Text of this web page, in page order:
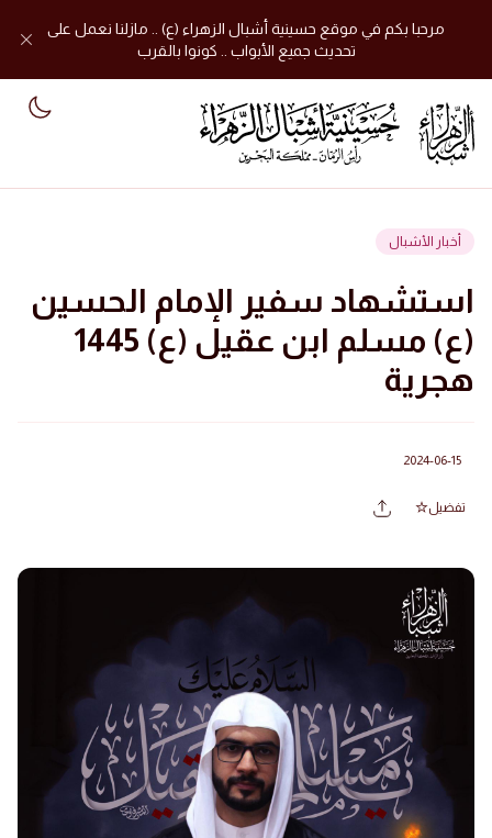
مرحبا بكم في موقع حسينية أشبال الزهراء (ع) .. مازلنا نعمل على
تحديث جميع الأبواب .. كونوا بالقرب
أخبار الأشبال
استشهاد سفير الإمام الحسين
(ع) مسلم ابن عقيل (ع) 1445
هجرية
2024-06-15
تفضيل